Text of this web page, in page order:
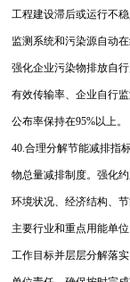
工程建设滞后或运行不
监测系统和污染源自动
强化企业污染物排放自
有效传输率、企业自行
公布率保持在95%以上。
40.合理分解节能减排指
物总量减排制度。强化
环境状况、经济结构、
主要行业和重点用能单
工作目标并层层分解落